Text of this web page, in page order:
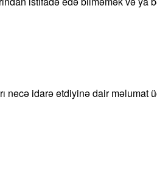
idarə etdiyinə dair məlumat